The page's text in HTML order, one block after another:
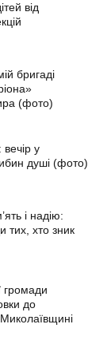
від
бригаді
(фото)
у
душі (фото)
і надію:
тих, хто зник
громади
до